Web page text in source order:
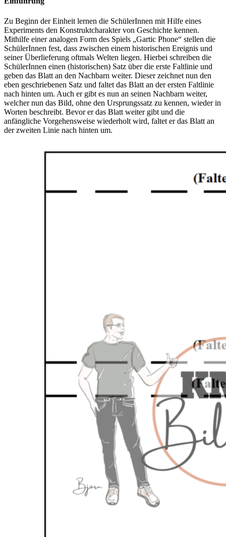
Zu Beginn der Einheit lernen die SchülerInnen mit Hilfe eines
Experiments den Konstruktcharakter von Geschichte kennen.
Mithilfe einer analogen Form des Spiels „Gartic Phone“ stellen die
SchülerInnen fest, dass zwischen einem historischen Ereignis und
seiner Überlieferung oftmals Welten liegen. Hierbei schreiben die
SchülerInnen einen (historischen) Satz über die erste Faltlinie und
geben das Blatt an den Nachbarn weiter. Dieser zeichnet nun den
eben geschriebenen Satz und faltet das Blatt an der ersten Faltlinie
nach hinten um. Auch er gibt es nun an seinen Nachbarn weiter,
welcher nun das Bild, ohne den Ursprungssatz zu kennen, wieder in
Worten beschreibt. Bevor er das Blatt weiter gibt und die
anfängliche Vorgehensweise wiederholt wird, faltet er das Blatt an
der zweiten Linie nach hinten um.